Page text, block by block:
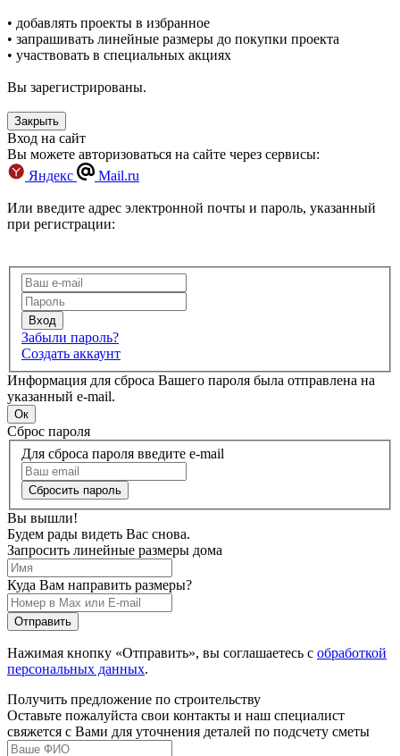
• добавлять проекты в избранное
• запрашивать линейные размеры до покупки проекта
• участвовать в специальных акциях
Вы зарегистрированы.
Вход на сайт
Вы можете авторизоваться на сайте через сервисы:
Яндекс
Mail.ru
Или введите адрес электронной почты и пароль, указанный
при регистрации:
Забыли пароль?
Создать аккаунт
Информация для сброса Вашего пароля была отправлена на
указанный e-mail.
Сброс пароля
Для сброса пароля введите e-mail
Вы вышли!
Будем рады видеть Вас снова.
Запросить линейные размеры дома
Куда Вам направить размеры?
Нажимая кнопку «Отправить», вы соглашаетесь с обработкой
персональных данных.
Получить предложение по строительству
Оставьте пожалуйста свои контакты и наш специалист
свяжется с Вами для уточнения деталей по подсчету сметы